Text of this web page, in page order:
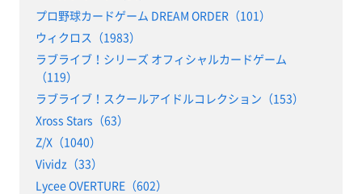
プロ野球カードゲーム DREAM ORDER（101）
ウィクロス（1983）
ラブライブ！シリーズ オフィシャルカードゲーム
（119）
ラブライブ！スクールアイドルコレクション（153）
Xross Stars（63）
Z/X（1040）
Vividz（33）
Lycee OVERTURE（602）